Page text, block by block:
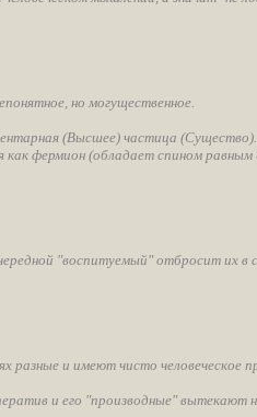
но могущественное.
(Высшее) частица (Существо).
фермион (обладает спином
"воспитуемый" отбросит их в
разные и имеют чисто человеческое
и его "производные" вытекают